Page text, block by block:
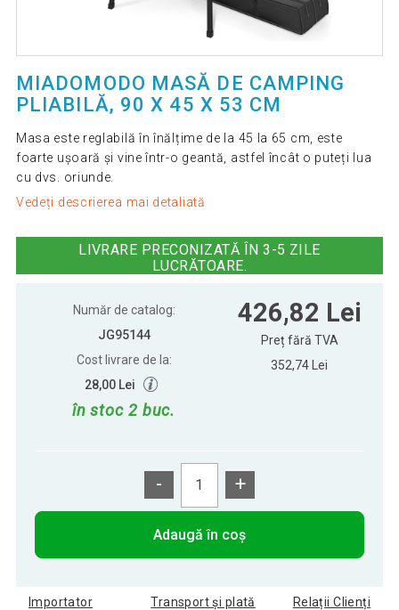
MIADOMODO MASĂ DE CAMPING
PLIABILĂ, 90 X 45 X 53 CM
Masa este reglabilă în înălțime de la 45 la 65 cm, este
foarte ușoară și vine într-o geantă, astfel încât o puteți lua
cu dvs. oriunde.
Vedeți descrierea mai detaliată
LIVRARE PRECONIZATĂ ÎN 3-5 ZILE
LUCRĂTOARE.
Număr de catalog:
JG95144
Cost livrare de la:
28,00 Lei
în stoc 2 buc.
426,82 Lei
Preț fără TVA
352,74 Lei
- +
Adaugă în coș
Importator Transport și plată Relații Clienți